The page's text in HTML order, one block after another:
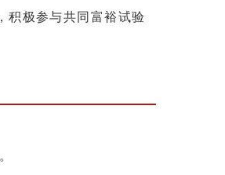
积极参与共同富裕试验